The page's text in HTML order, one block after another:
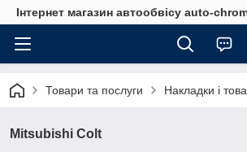
Інтернет магазин автообвісу auto-
Товари та послуги Накладки і
Mitsubishi Colt